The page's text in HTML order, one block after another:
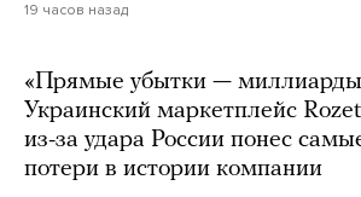
19 часов назад
«Прямые убытки — миллиарды
Украинский маркетплейс
из-за удара России понес
потери в истории компании